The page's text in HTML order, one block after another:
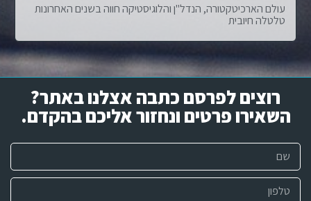
עולם הארכיטקטורה, הנדל"ן והלוגיסטיקה חווה בשנים האחרונות
טלטלה חיובית
רוצים לפרסם כתבה אצלנו באתר?
השאירו פרטים ונחזור אליכם בהקדם.​